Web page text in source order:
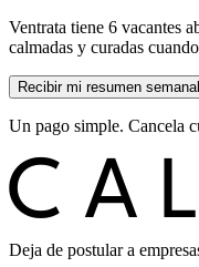
Ventrata tiene 6 vacantes
calmadas y curadas
Recibir mi resumen
Un pago simple. Cancela
C
Deja de postular a